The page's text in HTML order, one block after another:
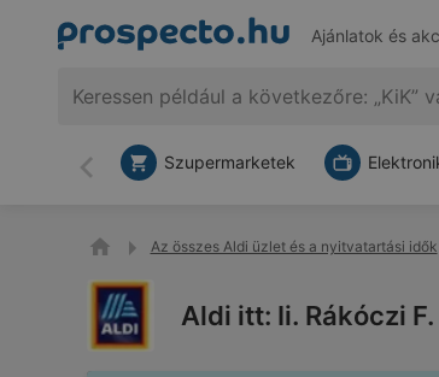
Ajánlatok és
Vissza
Szupermarketek
Az összes Aldi üzlet és a nyitvatartási idők
Aldi itt: Ii. Rákóczi